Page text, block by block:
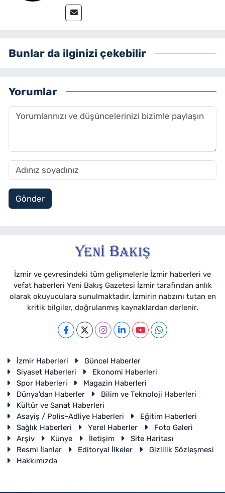
Bunlar da ilginizi çekebilir
Yorumlar
Gönder
İzmir ve çevresindeki tüm gelişmelerle İzmir haberleri ve
vefat haberleri Yeni Bakış Gazetesi İzmir tarafından anlık
olarak okuyuculara sunulmaktadır. İzmirin nabzını tutan en
kritik bilgiler, doğrulanmış kaynaklardan derlenir.
İzmir Haberleri
Güncel Haberler
Siyaset Haberleri
Ekonomi Haberleri
Spor Haberleri
Magazin Haberleri
Dünya'dan Haberler
Bilim ve Teknoloji Haberleri
Kültür ve Sanat Haberleri
Asayiş / Polis-Adliye Haberleri
Eğitim Haberleri
Sağlık Haberleri
Yerel Haberler
Foto Galeri
Arşiv
Künye İletişim
Site Haritası
Resmi İlanlar
Editoryal İlkeler
Gizlilik Sözleşmesi
Hakkımızda